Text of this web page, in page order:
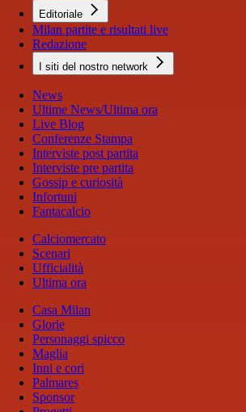
Editoriale
Milan partite e risultati live
Redazione
I siti del nostro network
News
Ultime News/Ultima ora
Live Blog
Conferenze Stampa
Interviste post partita
Interviste pre partita
Gossip e curiosità
Infortuni
Fantacalcio
Calciomercato
Scenari
Ufficialità
Ultima ora
Casa Milan
Glorie
Personaggi spicco
Maglia
Inni e cori
Palmares
Sponsor